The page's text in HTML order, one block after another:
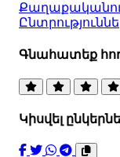
Գնահատեք
Կիսվել